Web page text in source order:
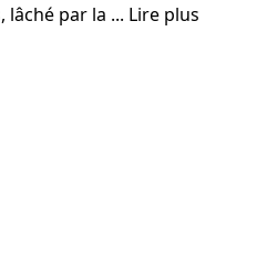
par la ... Lire plus